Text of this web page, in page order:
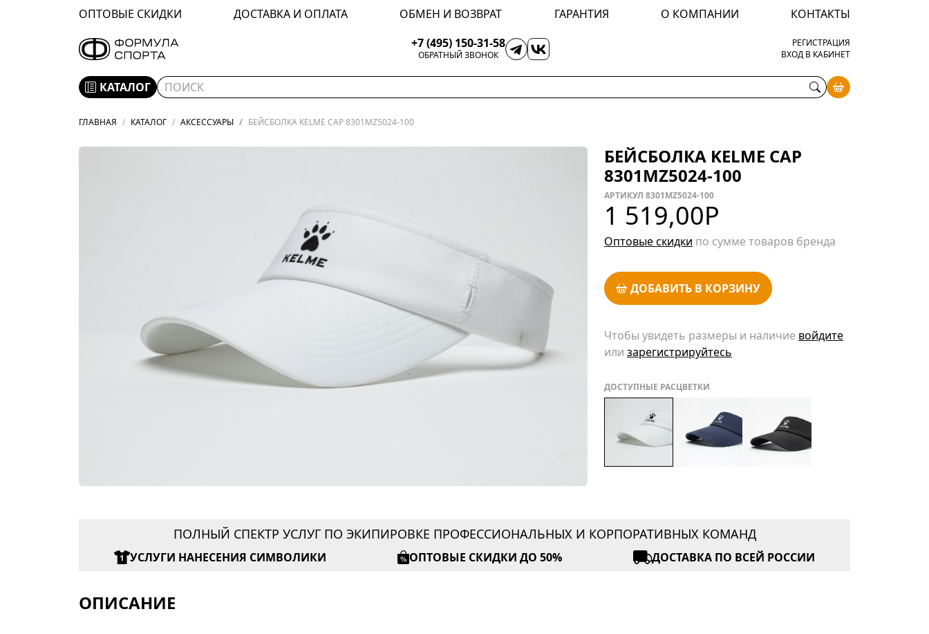
ОПТОВЫЕ СКИДКИ ДОСТАВКА И ОПЛАТА ОБМЕН И ВОЗВРАТ ГАРАНТИЯ О КОМПАНИИ
КОНТАКТЫ
+7 (495) 150-31-58
ОБРАТНЫЙ ЗВОНОК
РЕГИСТРАЦИЯ
ВХОД В КАБИНЕТ
КАТАЛОГ
ГЛАВНАЯ КАТАЛОГ АКСЕССУАРЫ БЕЙСБОЛКА KELME CAP 8301MZ5024-100
БЕЙСБОЛКА KELME CAP
8301MZ5024-100
АРТИКУЛ 8301MZ5024-100
1 519,00Р
Оптовые скидки по сумме товаров бренда
ДОБАВИТЬ В КОРЗИНУ
Чтобы увидеть размеры и наличие войдите
или зарегистрируйтесь
ДОСТУПНЫЕ РАСЦВЕТКИ
ПОЛНЫЙ СПЕКТР УСЛУГ ПО ЭКИПИРОВКЕ ПРОФЕССИОНАЛЬНЫХ И КОРПОРАТИВНЫХ КОМАНД
УСЛУГИ НАНЕСЕНИЯ СИМВОЛИКИ ОПТОВЫЕ СКИДКИ ДО 50% ДОСТАВКА ПО ВСЕЙ РОССИИ
ОПИСАНИЕ